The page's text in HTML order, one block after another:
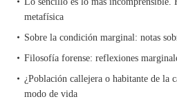
metafísica
Sobre la condición marginal: notas
Filosofía forense: reflexiones
¿Población callejera o habitante de la
modo de vida